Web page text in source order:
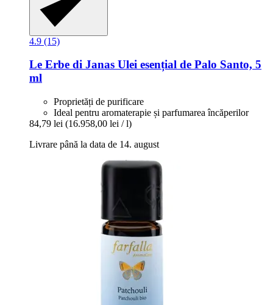
4.9 (15)
Le Erbe di Janas Ulei esențial de Palo Santo, 5
ml
Proprietăți de purificare
Ideal pentru aromaterapie și parfumarea încăperilor
84,79 lei (16.958,00 lei / l)
Livrare până la data de 14. august